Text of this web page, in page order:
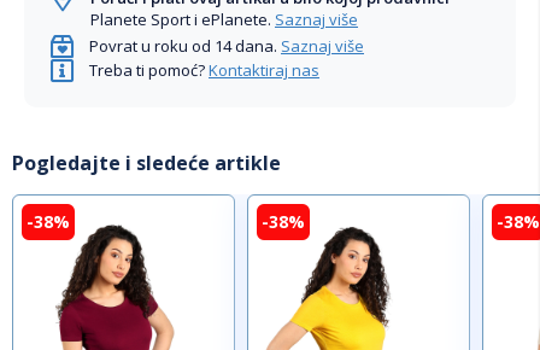
Planete Sport i ePlanete. Saznaj više
Povrat u roku od 14 dana. Saznaj više
Treba ti pomoć?Kontaktiraj nas
Pogledajte i sledeće artikle
-38% -38% -38%